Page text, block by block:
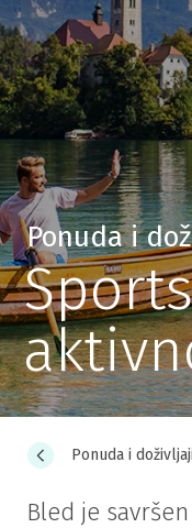
Ponuda i
Ponuda i doživljaji
Bled je